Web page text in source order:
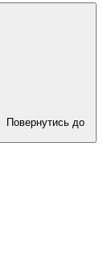
Повернутись до